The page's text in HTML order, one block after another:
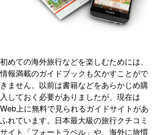
初めての海外旅行などを楽しむためには、
情報満載のガイドブックも欠かすことがで
きません。以前は書籍などをあらかじめ購
入しておく必要がありましたが、現在は
Web上に無料で見られるガイドサイトがあ
ふれています。日本最大級の旅行クチコミ
サイト「フォートラベル」や、海外に旅慣